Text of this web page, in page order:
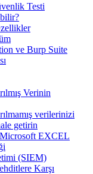
Testi
ve Burp Suite
Verinin
verilerinizi
getirin
EXCEL
(SIEM)
Karşı